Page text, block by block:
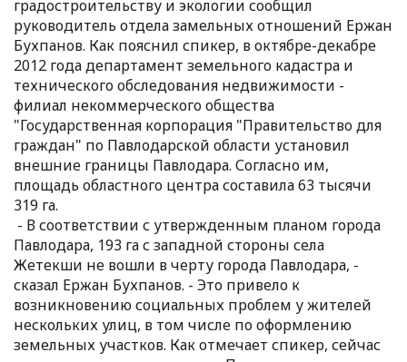
градостроительству и экологии сообщил
руководитель отдела замельных отношений Ержан
Бухпанов. Как пояснил спикер, в октябре-декабре
2012 года департамент земельного кадастра и
технического обследования недвижимости -
филиал некоммерческого общества
"Государственная корпорация "Правительство для
граждан" по Павлодарской области установил
внешние границы Павлодара. Согласно им,
площадь областного центра составила 63 тысячи
319 га.
- В соответствии с утвержденным планом города
Павлодара, 193 га с западной стороны села
Жетекши не вошли в черту города Павлодара, -
сказал Ержан Бухпанов. - Это привело к
возникновению социальных проблем у жителей
нескольких улиц, в том числе по оформлению
земельных участков. Как отмечает спикер, сейчас